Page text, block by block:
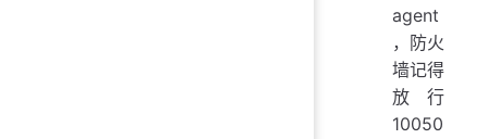
agent
，防火
墙记得
放行
10050